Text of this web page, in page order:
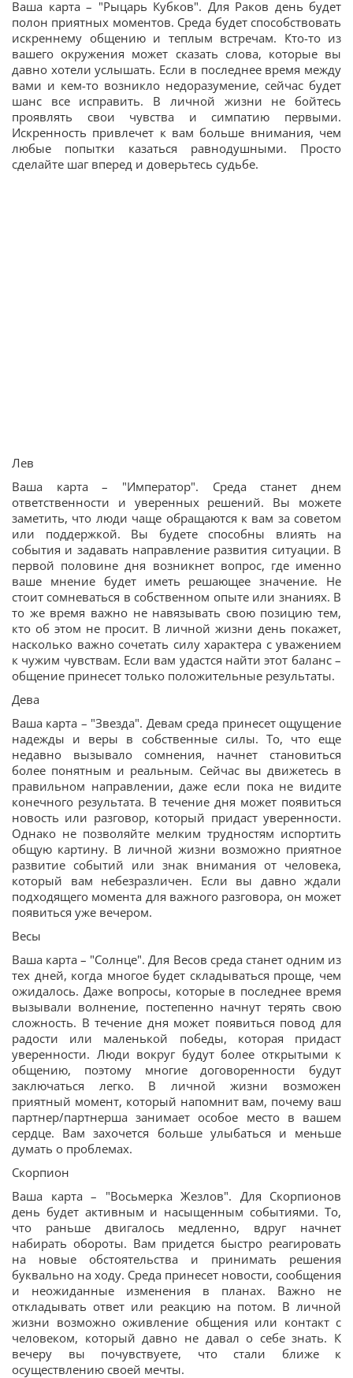
Ваша карта – "Рыцарь Кубков". Для Раков день будет
полон приятных моментов. Среда будет способствовать
искреннему общению и теплым встречам. Кто-то из
вашего окружения может сказать слова, которые вы
давно хотели услышать. Если в последнее время между
вами и кем-то возникло недоразумение, сейчас будет
шанс все исправить. В личной жизни не бойтесь
проявлять свои чувства и симпатию первыми.
Искренность привлечет к вам больше внимания, чем
любые попытки казаться равнодушными. Просто
сделайте шаг вперед и доверьтесь судьбе.
Лев
Ваша карта – "Император". Среда станет днем
ответственности и уверенных решений. Вы можете
заметить, что люди чаще обращаются к вам за советом
или поддержкой. Вы будете способны влиять на
события и задавать направление развития ситуации. В
первой половине дня возникнет вопрос, где именно
ваше мнение будет иметь решающее значение. Не
стоит сомневаться в собственном опыте или знаниях. В
то же время важно не навязывать свою позицию тем,
кто об этом не просит. В личной жизни день покажет,
насколько важно сочетать силу характера с уважением
к чужим чувствам. Если вам удастся найти этот баланс –
общение принесет только положительные результаты.
Дева
Ваша карта – "Звезда". Девам среда принесет ощущение
надежды и веры в собственные силы. То, что еще
недавно вызывало сомнения, начнет становиться
более понятным и реальным. Сейчас вы движетесь в
правильном направлении, даже если пока не видите
конечного результата. В течение дня может появиться
новость или разговор, который придаст уверенности.
Однако не позволяйте мелким трудностям испортить
общую картину. В личной жизни возможно приятное
развитие событий или знак внимания от человека,
который вам небезразличен. Если вы давно ждали
подходящего момента для важного разговора, он может
появиться уже вечером.
Весы
Ваша карта – "Солнце". Для Весов среда станет одним из
тех дней, когда многое будет складываться проще, чем
ожидалось. Даже вопросы, которые в последнее время
вызывали волнение, постепенно начнут терять свою
сложность. В течение дня может появиться повод для
радости или маленькой победы, которая придаст
уверенности. Люди вокруг будут более открытыми к
общению, поэтому многие договоренности будут
заключаться легко. В личной жизни возможен
приятный момент, который напомнит вам, почему ваш
партнер/партнерша занимает особое место в вашем
сердце. Вам захочется больше улыбаться и меньше
думать о проблемах.
Скорпион
Ваша карта – "Восьмерка Жезлов". Для Скорпионов
день будет активным и насыщенным событиями. То,
что раньше двигалось медленно, вдруг начнет
набирать обороты. Вам придется быстро реагировать
на новые обстоятельства и принимать решения
буквально на ходу. Среда принесет новости, сообщения
и неожиданные изменения в планах. Важно не
откладывать ответ или реакцию на потом. В личной
жизни возможно оживление общения или контакт с
человеком, который давно не давал о себе знать. К
вечеру вы почувствуете, что стали ближе к
осуществлению своей мечты.